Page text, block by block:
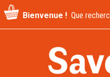
Recherche
pour
Bienvenue !